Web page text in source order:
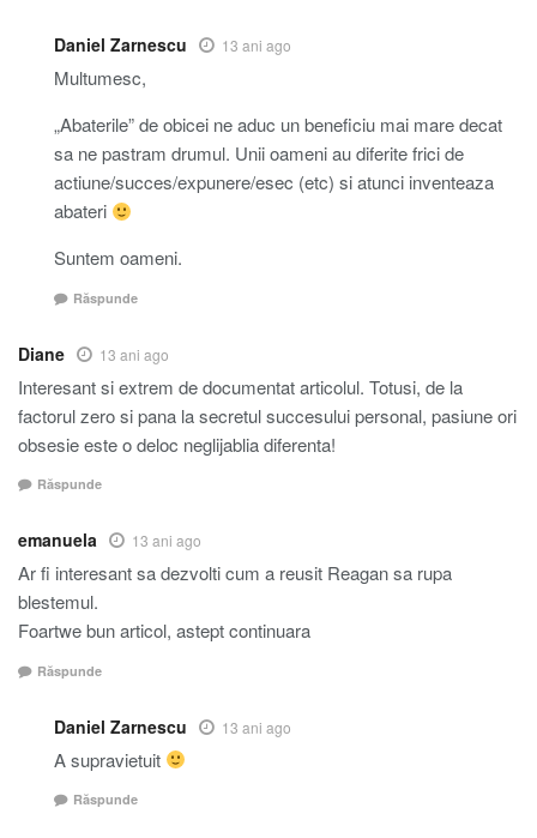
Daniel Zarnescu 13 ani ago
Multumesc,
„Abaterile” de obicei ne aduc un beneficiu mai mare decat
sa ne pastram drumul. Unii oameni au diferite frici de
actiune/succes/expunere/esec (etc) si atunci inventeaza
abateri
Suntem oameni.
Răspunde
Diane 13 ani ago
Interesant si extrem de documentat articolul. Totusi, de la
factorul zero si pana la secretul succesului personal, pasiune ori
obsesie este o deloc neglijablia diferenta!
Răspunde
emanuela 13 ani ago
Ar fi interesant sa dezvolti cum a reusit Reagan sa rupa
blestemul.
Foartwe bun articol, astept continuara
Răspunde
Daniel Zarnescu 13 ani ago
A supravietuit
Răspunde